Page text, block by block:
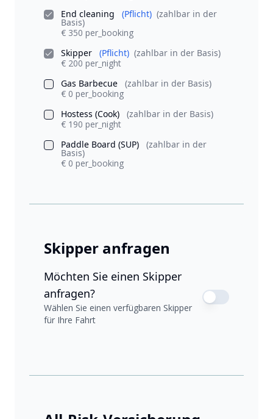
End cleaning
(Pflicht) (zahlbar in der
Basis)
€ 350 per_booking
Skipper
(Pflicht) (zahlbar in der Basis)
€ 200 per_night
Gas Barbecue
(zahlbar in der Basis)
€ 0 per_booking
Hostess (Cook)
(zahlbar in der Basis)
€ 190 per_night
Paddle Board (SUP)
(zahlbar in der
Basis)
€ 0 per_booking
Skipper anfragen
Möchten Sie einen Skipper
anfragen?
Wählen Sie einen verfügbaren Skipper
für Ihre Fahrt